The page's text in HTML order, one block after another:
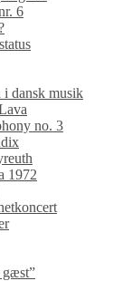
6
i dansk musik
no. 3
1972
gæst”